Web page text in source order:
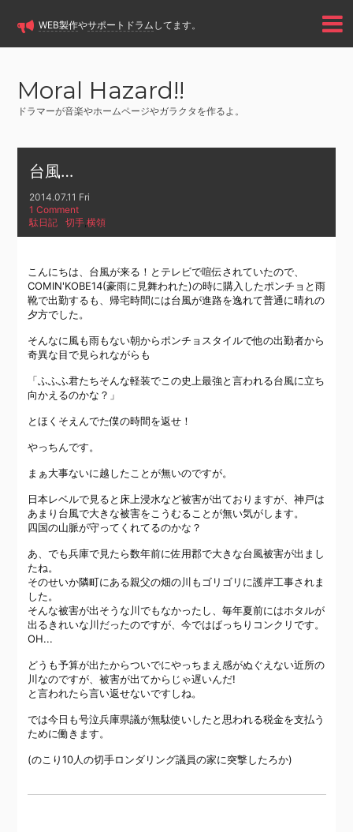
WEB製作やサポートドラム してます。
Moral Hazard!!
ドラマーが音楽やホームページやガラクタを作るよ。
台風…
2014.07.11 Fri
1 Comment
駄日記
切手,横領
こんにちは、台風が来る！とテレビで喧伝されていたので、
COMIN'KOBE14(豪雨に見舞われた)の時に購入したポンチョと雨
靴で出勤するも、帰宅時間には台風が進路を逸れて普通に晴れの
夕方でした。
そんなに風も雨もない朝からポンチョスタイルで他の出勤者から
奇異な目で見られながらも
「ふふふ君たちそんな軽装でこの史上最強と言われる台風に立ち
向かえるのかな？」
とほくそえんでた僕の時間を返せ！
やっちんです。
まぁ大事ないに越したことが無いのですが。
日本レベルで見ると床上浸水など被害が出ておりますが、神戸は
あまり台風で大きな被害をこうむることが無い気がします。
四国の山脈が守ってくれてるのかな？
あ、でも兵庫で見たら数年前に佐用郡で大きな台風被害が出まし
たね。
そのせいか隣町にある親父の畑の川もゴリゴリに護岸工事されま
した。
そんな被害が出そうな川でもなかったし、毎年夏前にはホタルが
出るきれいな川だったのですが、今ではばっちりコンクリです。
OH...
どうも予算が出たからついでにやっちまえ感がぬぐえない近所の
川なのですが、被害が出てからじゃ遅いんだ!
と言われたら言い返せないですしね。
では今日も号泣兵庫県議が無駄使いしたと思われる税金を支払う
ために働きます。
(のこり10人の切手ロンダリング議員の家に突撃したろか)